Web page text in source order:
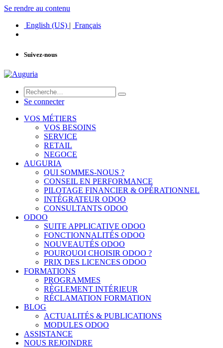
Se rendre au contenu
English (US) | Français
Suivez-nous
Se connecter
VOS MÉTIERS
VOS BESOINS
SERVICE
RETAIL
NEGOCE
AUGURIA
QUI SOMMES-NOUS ?
CONSEIL EN PERFORMANCE
PILOTAGE FINANCIER & OPÉRATIONNEL
INTÉGRATEUR ODOO
CONSULTANTS ODOO
ODOO
SUITE APPLICATIVE ODOO
FONCTIONNALITÉS ODOO
NOUVEAUTÉS ODOO
POURQUOI CHOISIR ODOO ?
PRIX DES LICENCES ODOO
FORMATIONS
PROGRAMMES
RÈGLEMENT INTÉRIEUR
RÉCLAMATION FORMATION
BLOG
ACTUALITÉS & PUBLICATIONS
MODULES ODOO
ASSISTANCE
NOUS REJOINDRE